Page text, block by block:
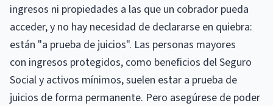
ingresos ni propiedades a las que un cobrador pueda
acceder, y no hay necesidad de declararse en quiebra:
están "a prueba de juicios". Las personas mayores
con ingresos protegidos, como beneficios del Seguro
Social y activos mínimos, suelen estar a prueba de
juicios de forma permanente. Pero asegúrese de poder